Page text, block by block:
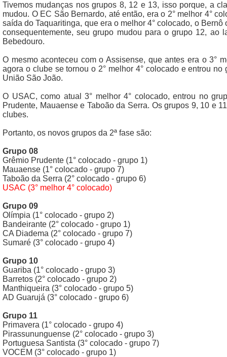
Tivemos mudanças nos grupos 8, 12 e 13, isso porque, a
mudou. O EC São Bernardo, até então, era o 2° melhor 4°
saída do Taquaritinga, que era o melhor 4° colocado, o
consequentemente, seu grupo mudou para o grupo 12, ao
Bebedouro.
O mesmo aconteceu com o Assisense, que antes era o 3°
agora o clube se tornou o 2° melhor 4° colocado e entrou
União São João.
O USAC, como atual 3° melhor 4° colocado, entrou no
Prudente, Mauaense e Taboão da Serra. Os grupos 9, 10 e
clubes.
Portanto, os novos grupos da 2ª fase são:
Grupo 08
Grêmio Prudente (1° colocado - grupo 1)
Mauaense (1° colocado - grupo 7)
Taboão da Serra (2° colocado - grupo 6)
USAC (3° melhor 4° colocado)
Grupo 09
Olímpia (1° colocado - grupo 2)
Bandeirante (2° colocado - grupo 1)
CA Diadema (2° colocado - grupo 7)
Sumaré (3° colocado - grupo 4)
Grupo 10
Guariba (1° colocado - grupo 3)
Barretos (2° colocado - grupo 2)
Manthiqueira (3° colocado - grupo 5)
AD Guarujá (3° colocado - grupo 6)
Grupo 11
Primavera (1° colocado - grupo 4)
Pirassununguense (2° colocado - grupo 3)
Portuguesa Santista (3° colocado - grupo 7)
VOCEM (3° colocado - grupo 1)